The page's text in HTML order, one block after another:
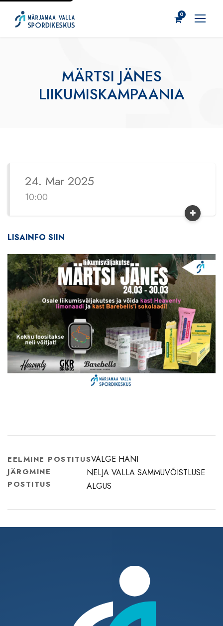
0
MÄRTSI JÄNES
LIIKUMISKAMPAANIA
24. Mar 2025
10:00
LISAINFO SIIN
EELMINE POSTITUSVALGE HANI
JÄRGMINE
POSTITUS
NELJA VALLA SAMMUVÕISTLUSE
ALGUS